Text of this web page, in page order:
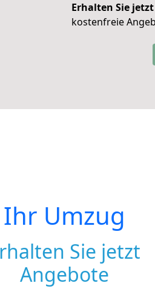
Erhalten Sie jetzt
kostenfreie
Ihr Umzug
Sie jetzt
Angebote